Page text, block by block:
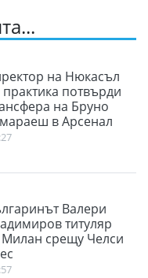
на Нюкасъл
практика потвърди
на Бруно
в Арсенал
Валери
титуляр
Милан срещу Челси